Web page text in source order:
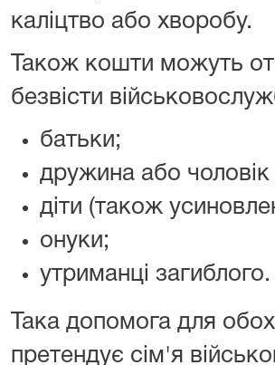
каліцтво або хворобу.
Також кошти можуть
безвісти
батьки;
дружина або чоловік
діти (також
онуки;
утриманці загиблого.
Така допомога для
претендує сім'я